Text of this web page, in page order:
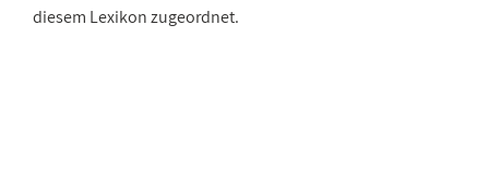
diesem Lexikon zugeordnet.